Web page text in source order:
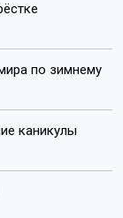
по зимнему
каникулы